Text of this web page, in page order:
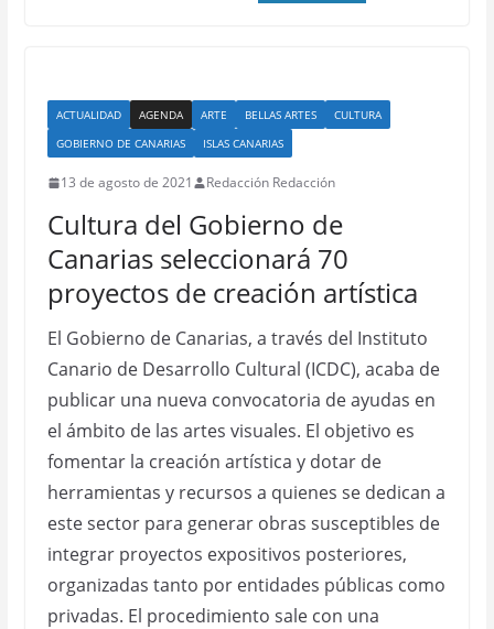
ACTUALIDAD AGENDA ARTE BELLAS ARTES
CULTURA
GOBIERNO DE CANARIAS
ISLAS CANARIAS
13 de agosto de 2021 Redacción Redacción
Cultura del Gobierno de
Canarias seleccionará 70
proyectos de creación artística
El Gobierno de Canarias, a través del Instituto
Canario de Desarrollo Cultural (ICDC), acaba de
publicar una nueva convocatoria de ayudas en
el ámbito de las artes visuales. El objetivo es
fomentar la creación artística y dotar de
herramientas y recursos a quienes se dedican a
este sector para generar obras susceptibles de
integrar proyectos expositivos posteriores,
organizadas tanto por entidades públicas como
privadas. El procedimiento sale con una